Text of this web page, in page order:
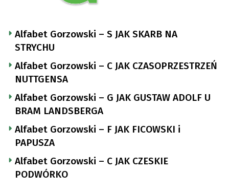
Alfabet Gorzowski – S JAK SKARB NA
STRYCHU
Alfabet Gorzowski – C JAK CZASOPRZESTRZEŃ
NUTTGENSA
Alfabet Gorzowski – G JAK GUSTAW ADOLF U
BRAM LANDSBERGA
Alfabet Gorzowski – F JAK FICOWSKI i
PAPUSZA
Alfabet Gorzowski – C JAK CZESKIE
PODWÓRKO